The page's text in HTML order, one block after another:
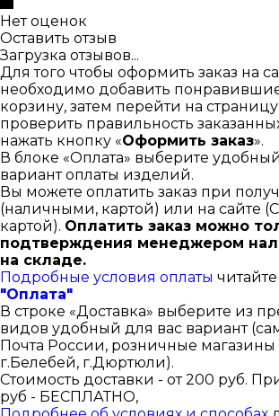
Нет оценок
Оставить отзыв
Загрузка отзывов...
Для того чтобы оформить заказ на
необходимо добавить
корзину, затем перейти на страницу
проверить правильность
нажать кнопку «Оформить заказ».
В блоке «Оплата» выберите
вариант оплаты изделий.
Вы можете оплатить заказ при
(наличными, картой) или на сайте
картой). Оплатить заказ можно
подтверждения менеджером
на складе.
Подробные условия оплаты
"Оплата"
В строке «Доставка» выберите из
видов удобный для вас вариант
Почта России, розничные магазины
г.Белебей, г.Дюртюли).
Стоимость доставки - от 200 руб.
руб - БЕСПЛАТНО,